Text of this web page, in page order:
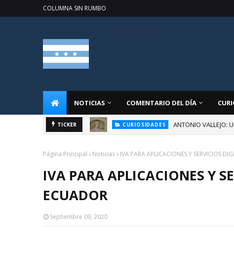
COLUMNA SIN RUMBO
NOTICIAS COMENTARIO DEL DÍA
TICKER CURIOSIDADES ANTONIO VALLEJO:
Página Principal Noticias IVA PARA APLICACIONES Y SERVICIOS
IVA PARA APLICACIONES Y
ECUADOR
Septiembre 09, 2020